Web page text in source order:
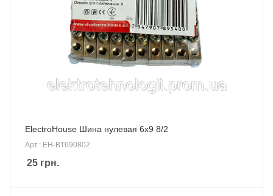
ElectroHouse Шина нулевая 6х9 8/2
Арт.: EH-BT690802
25 грн.